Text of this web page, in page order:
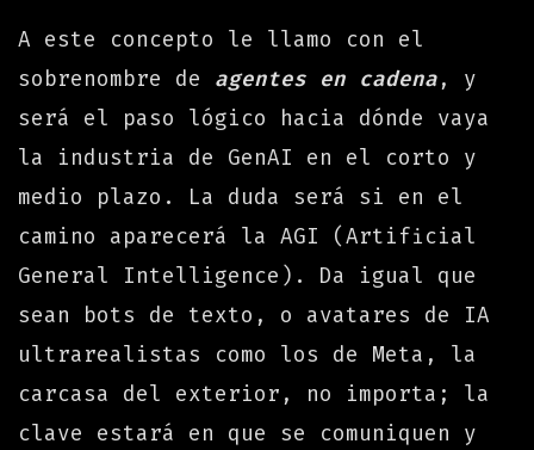
A este concepto le llamo con el
sobrenombre de agentes en cadena, y
será el paso lógico hacia dónde vaya
la industria de GenAI en el corto y
medio plazo. La duda será si en el
camino aparecerá la AGI (Artificial
General Intelligence). Da igual que
sean bots de texto, o avatares de IA
ultrarealistas como los de Meta, la
carcasa del exterior, no importa; la
clave estará en que se comuniquen y